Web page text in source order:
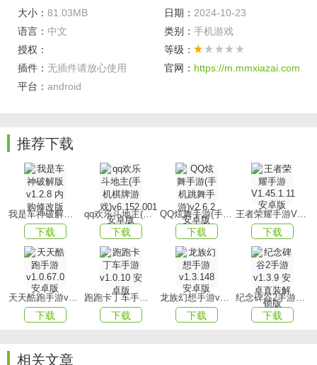
1、玩家可以与其他玩家组成联盟，共同参与大规模的战斗。
2、修复了二战时期的武器装备和战术策略，对于军队爱好者
来说，无疑是一款不容错过的佳作。
3、玩家可以挑选各式各样的战术，如远程炮击、鱼雷快速攻
击、舰载空中打击等。
1、游戏内含新手教程，助您迅速掌握游戏的基础操作和策略
要诀。
2、从陆地战至海战、空战，游戏提供多种战役模式，让您全
方位体验二战的各个领域。
3、游戏操作简洁明了，易于上手，适用于各个年龄层次的玩
家群体。
游戏玩法
1、开发团队会定期更新游戏内容，不断增添新的元素并改良
已有功能。
和指挥才能。
大小： 81.03MB 日期： 2024-10-23
语言： 中文 类别： 手机游戏
授权：
等级：
插件： 无插件请放心使用 官网： https://m.mmxiazai.com
平台： android
推荐下载
我是车神破解版v1.2.8 内购修改版
下载
qq欢乐斗地主(手机棋牌游戏)v6.152.001安卓版
下载
QQ炫舞手游(手机跳舞手游)v2.6.2 安卓版
下载
王者荣耀手游V1.45.1.11 安卓版
下载
天天酷跑手游v1.0.67.0安卓版
下载
跑跑卡丁车手游v1.0.10 安卓版
下载
龙族幻想手游v1.3.148 安卓版
下载
纪念碑谷2手游v1.3.9 安卓直装解锁版
下载
相关文章